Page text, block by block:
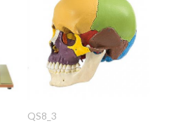
QS8_3